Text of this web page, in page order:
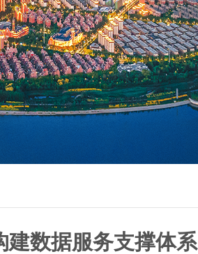
建数据服务支撑体系